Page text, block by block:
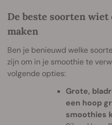
De beste soorten wiet
maken
Ben je benieuwd welke
zijn om in je smoothie te
volgende opties:
Grote,
een hoop
smoothies